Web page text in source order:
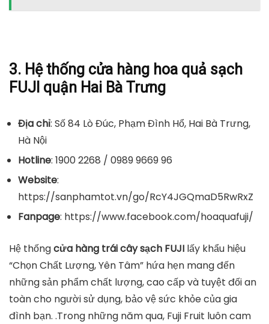
3. Hệ thống cửa hàng hoa quả sạch
FUJI quận Hai Bà Trưng
Địa chỉ: Số 84 Lò Đúc, Phạm Đình Hổ, Hai Bà Trưng,
Hà Nội
Hotline: 1900 2268 / 0989 9669 96
Website:
https://sanphamtot.vn/go/RcY4JGQmaD5RwRxZ
Fanpage: https://www.facebook.com/hoaquafuji/
Hệ thốngcửa hàng trái cây sạch FUJI lấy khẩu hiệu
“Chọn Chất Lượng, Yên Tâm” hứa hẹn mang đến
những sản phẩm chất lượng, cao cấp và tuyệt đối an
toàn cho người sử dụng, bảo vệ sức khỏe của gia
đình bạn. .Trong những năm qua, Fuji Fruit luôn cam